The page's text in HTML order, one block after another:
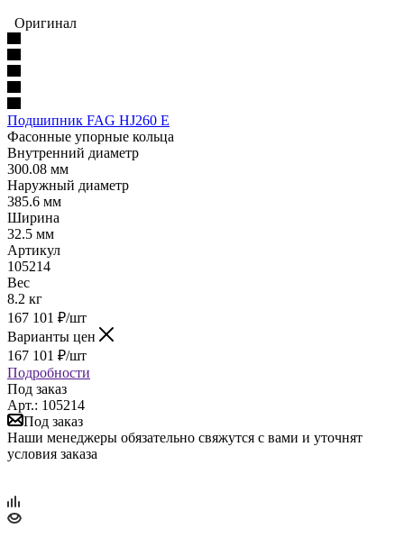
Оригинал
Подшипник FAG HJ260 E
Фасонные упорные кольца
Внутренний диаметр
300.08 мм
Наружный диаметр
385.6 мм
Ширина
32.5 мм
Артикул
105214
Вес
8.2 кг
167 101 ₽/шт
Варианты цен
167 101 ₽/шт
Подробности
Под заказ
Арт.: 105214
Под заказ
Наши менеджеры обязательно свяжутся с вами и уточнят
условия заказа